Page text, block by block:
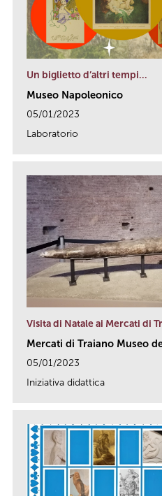
Un biglietto d’altri tempi…
Museo Napoleonico
05/01/2023
Laboratorio
Visita di Natale ai Mercati di
Mercati di Traiano Museo
05/01/2023
Iniziativa didattica